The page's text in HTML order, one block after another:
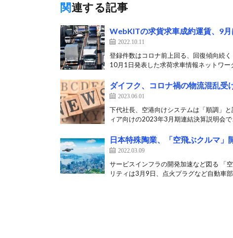
関連する記事
WebKITの求貨求車成約運賃、9月
2022.10.11
登録件数はコロナ前上回る、回復傾向続
10月1日発表した求荷求車情報ネットワー
ダイフク、コロナ禍の物流混乱受
2023.06.01
下代社長、空港向けシステムは「順調」
ィア向けの2023年3月期連結決算説明会
日本特殊陶業、「空飛ぶクルマ」
2022.03.09
サービスインフラの開発加速など図る 「
リティは3月9日、点火プラグなど自動車